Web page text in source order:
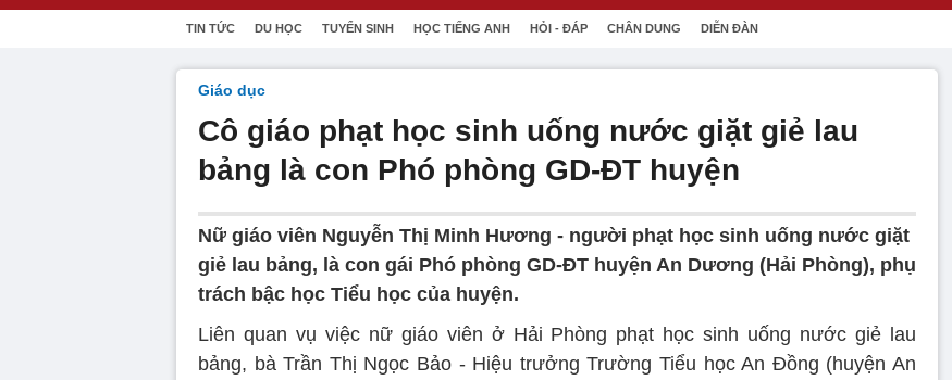
TIN TỨC DU HỌC TUYỂN SINH HỌC TIẾNG ANH HỎI - ĐÁP CHÂN DUNG DIỄN ĐÀN
Giáo dục
Cô giáo phạt học sinh uống nước giặt giẻ lau
bảng là con Phó phòng GD-ĐT huyện
Nữ giáo viên Nguyễn Thị Minh Hương - người phạt học sinh uống nước giặt
giẻ lau bảng, là con gái Phó phòng GD-ĐT huyện An Dương (Hải Phòng), phụ
trách bậc học Tiểu học của huyện.
Liên quan vụ việc nữ giáo viên ở Hải Phòng phạt học sinh uống nước giẻ lau
bảng, bà Trần Thị Ngọc Bảo - Hiệu trưởng Trường Tiểu học An Đồng (huyện An